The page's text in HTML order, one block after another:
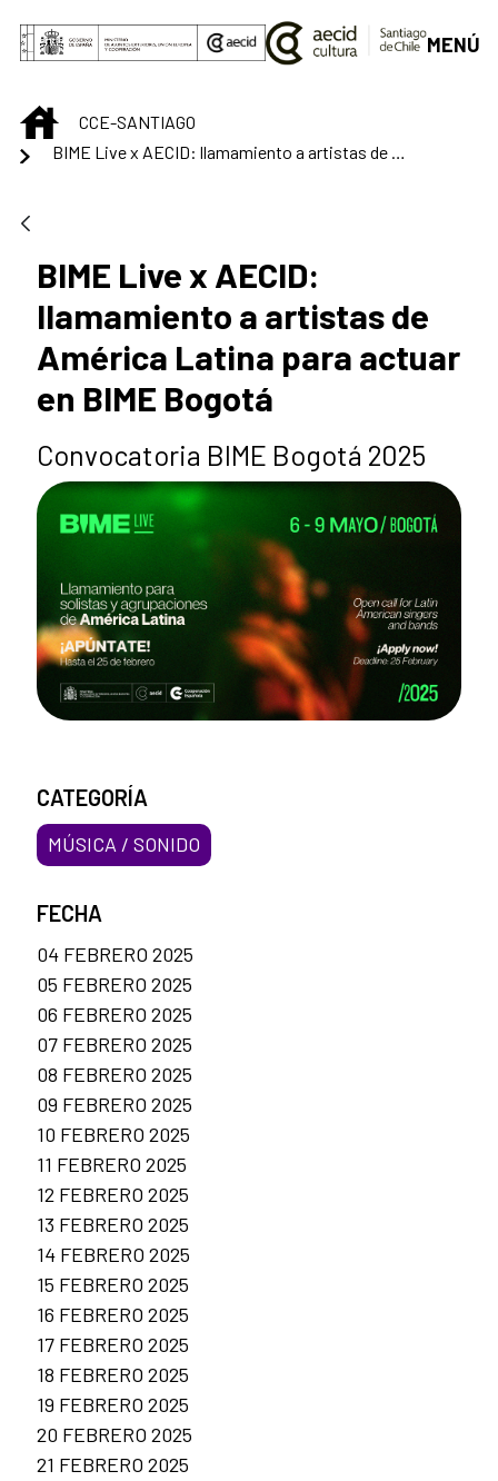
Saltar al contenido principal
MENÚ
INICIOCCE-SANTIAGO
BIME Live x AECID:
llamamiento a artistas de
América Latina para actuar
en BIME Bogotá
Convocatoria BIME Bogotá 2025
CATEGORÍA
MÚSICA / SONIDO
FECHA
04 FEBRERO 2025
05 FEBRERO 2025
06 FEBRERO 2025
07 FEBRERO 2025
08 FEBRERO 2025
09 FEBRERO 2025
10 FEBRERO 2025
11 FEBRERO 2025
12 FEBRERO 2025
13 FEBRERO 2025
14 FEBRERO 2025
15 FEBRERO 2025
16 FEBRERO 2025
17 FEBRERO 2025
18 FEBRERO 2025
19 FEBRERO 2025
20 FEBRERO 2025
21 FEBRERO 2025